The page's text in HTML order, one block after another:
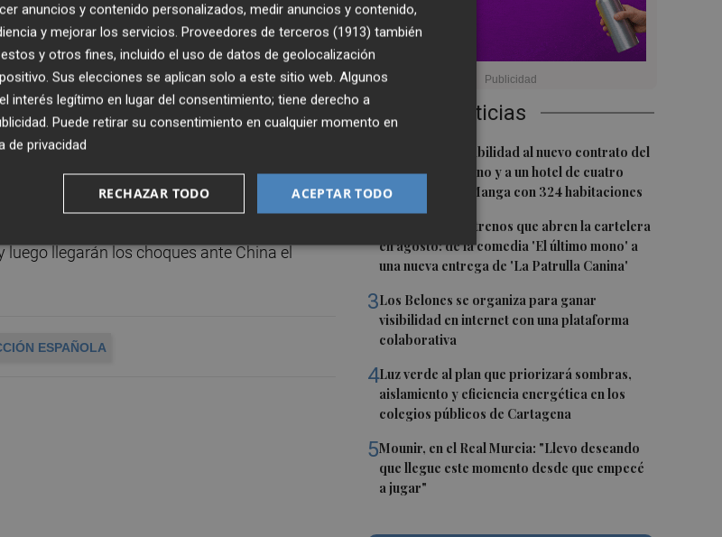
Últimas Noticias
San Javier da viabilidad al nuevo contrato del
transporte urbano y a un hotel de cuatro
estrellas en La Manga con 324 habitaciones
Estos son los estrenos que abren la cartelera
en agosto: de la comedia 'El último mono' a
una nueva entrega de 'La Patrulla Canina'
3Los Belones se organiza para ganar
visibilidad en internet con una plataforma
colaborativa
4Luz verde al plan que priorizará sombras,
aislamiento y eficiencia energética en los
colegios públicos de Cartagena
5Mounir, en el Real Murcia: "Llevo deseando
que llegue este momento desde que empecé
a jugar"
Lacárcelcontará con los jugadores
Molina, Domingo Cabrera Acosta y los
de carácter internacional que se
del 13 al 16 de noviembre.
como rivales a la vigente campeona
, selección subcampeona de este
llegarán los choques ante China el
ESPAÑOLA
anuncios y contenido personalizados, medir anuncios y contenido,
y mejorar los servicios. Proveedores de terceros (1913) también
y otros fines, incluido el uso de datos de geolocalización
Sus elecciones se aplican solo a este sitio web. Algunos
interés legítimo en lugar del consentimiento; tiene derecho a
. Puede retirar su consentimiento en cualquier momento en
de privacidad
ACEPTAR TODO
RECHAZAR TODO